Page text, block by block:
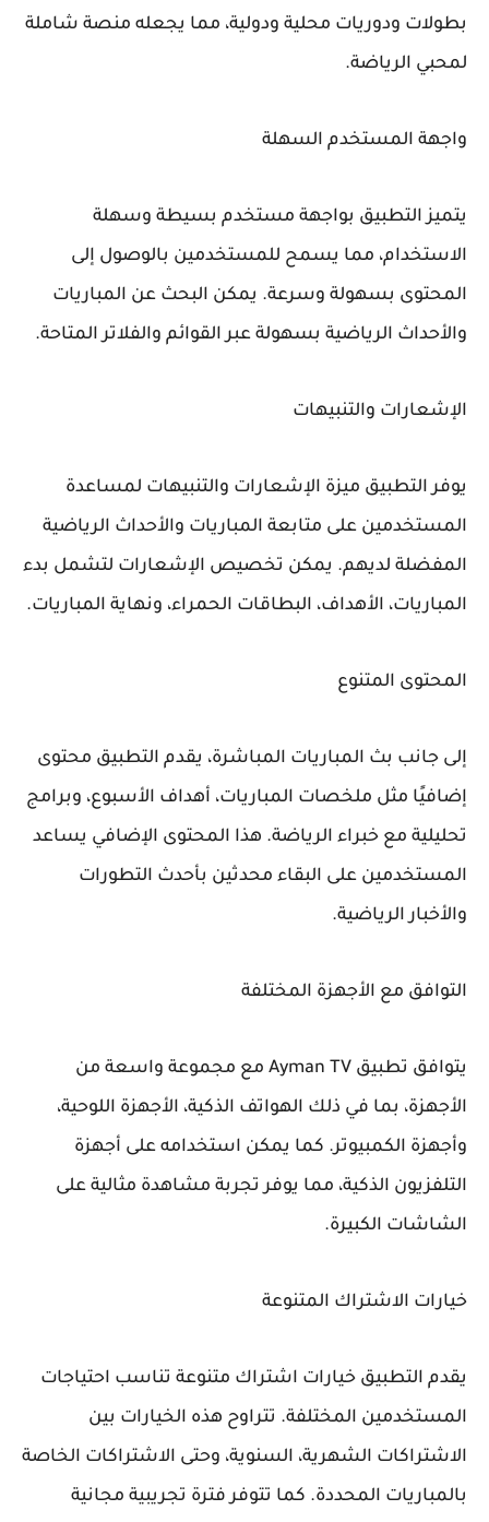
بطولات ودوريات محلية ودولية، مما يجعله منصة شاملة
لمحبي الرياضة.
واجهة المستخدم السهلة
يتميز التطبيق بواجهة مستخدم بسيطة وسهلة
الاستخدام، مما يسمح للمستخدمين بالوصول إلى
المحتوى بسهولة وسرعة. يمكن البحث عن المباريات
والأحداث الرياضية بسهولة عبر القوائم والفلاتر المتاحة.
الإشعارات والتنبيهات
يوفر التطبيق ميزة الإشعارات والتنبيهات لمساعدة
المستخدمين على متابعة المباريات والأحداث الرياضية
المفضلة لديهم. يمكن تخصيص الإشعارات لتشمل بدء
المباريات، الأهداف، البطاقات الحمراء، ونهاية المباريات.
المحتوى المتنوع
إلى جانب بث المباريات المباشرة، يقدم التطبيق محتوى
إضافيًا مثل ملخصات المباريات، أهداف الأسبوع، وبرامج
تحليلية مع خبراء الرياضة. هذا المحتوى الإضافي يساعد
المستخدمين على البقاء محدثين بأحدث التطورات
والأخبار الرياضية.
التوافق مع الأجهزة المختلفة
يتوافق تطبيق Ayman TV مع مجموعة واسعة من
الأجهزة، بما في ذلك الهواتف الذكية، الأجهزة اللوحية،
وأجهزة الكمبيوتر. كما يمكن استخدامه على أجهزة
التلفزيون الذكية، مما يوفر تجربة مشاهدة مثالية على
الشاشات الكبيرة.
خيارات الاشتراك المتنوعة
يقدم التطبيق خيارات اشتراك متنوعة تناسب احتياجات
المستخدمين المختلفة. تتراوح هذه الخيارات بين
الاشتراكات الشهرية، السنوية، وحتى الاشتراكات الخاصة
بالمباريات المحددة. كما تتوفر فترة تجريبية مجانية